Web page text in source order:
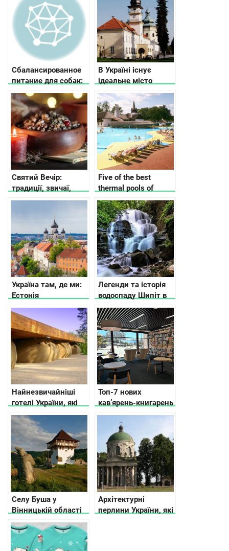
производства
Сбалансированное
питание для собак:
как выбрать корм
для разных
возрастов и пород
В Україні існує
ідеальне місто
Жовква
Святий Вечір:
традиції, звичаї,
прикмети
Five of the best
thermal pools of
Transcarpathia
Україна там, де ми:
Естонія
Легенди та історія
водоспаду Шипіт в
Пилипці
Найнезвичайніші
готелі України, які
вас вразять
Топ-7 нових
кавʼярень-книгарень
в Києві
Селу Буша у
Вінницькій області
вже більше 500
років: що ми про
нього знаємо
Архітектурні
перлини України, які